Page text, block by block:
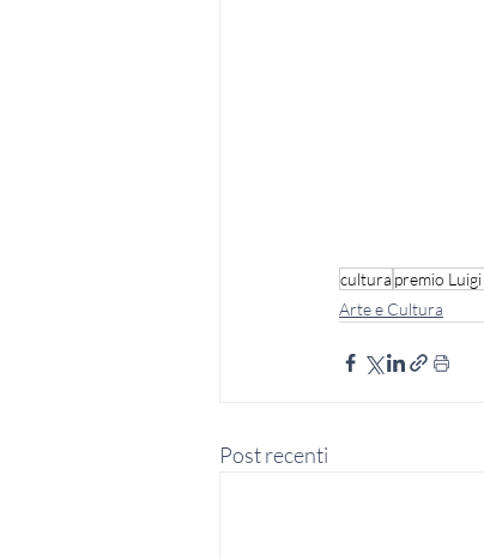
cultura premio
Arte e Cultura
Post recenti